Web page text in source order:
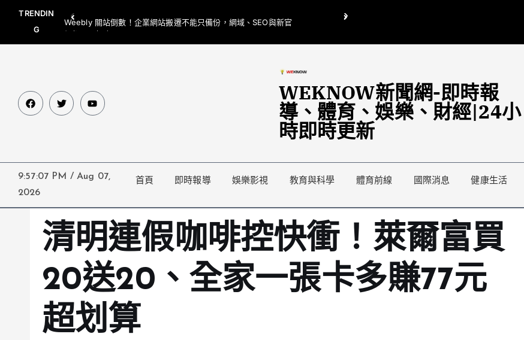
TRENDIN
G
Weebly 關站倒數！企業網站搬遷不能只備份，網域、SEO與新官
網都要一起處理
翁曉玲喊刪陸委會1295萬媒宣費惹議 梁文傑回「只能靠嘴巴」
WEKNOW新聞網-即時報
導、體育、娛樂、財經|24小
時即時更新
9:57:08 PM / Aug 07,
2026
首頁 即時報導 娛樂影視 教育與科學 體育前線 國際消息 健康生活
清明連假咖啡控快衝！萊爾富買
20送20、全家一張卡多賺77元
超划算